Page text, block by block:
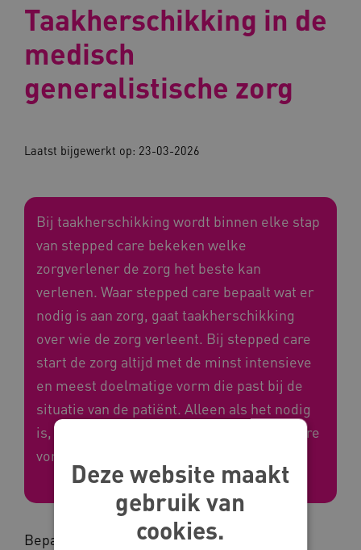
Taakherschikking in de
medisch
generalistische zorg
Laatst bijgewerkt op: 23-03-2026
Bij taakherschikking wordt binnen elke stap
van stepped care bekeken welke
zorgverlener de zorg het beste kan
verlenen. Waar stepped care bepaalt wat er
nodig is aan zorg, gaat taakherschikking
over wie de zorg verleent. Bij stepped care
start de zorg altijd met de minst intensieve
en meest doelmatige vorm die past bij de
situatie van de patiënt. Alleen als het nodig
is, wordt opgeschaald naar een intensievere
vorm van zorg.
Bepaalde medische taken worden bij
Deze website maakt
gebruik van
cookies.